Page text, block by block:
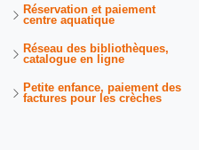
Réservation et paiement
centre aquatique
Réseau des bibliothèques,
catalogue en ligne
Petite enfance, paiement des
factures pour les crèches